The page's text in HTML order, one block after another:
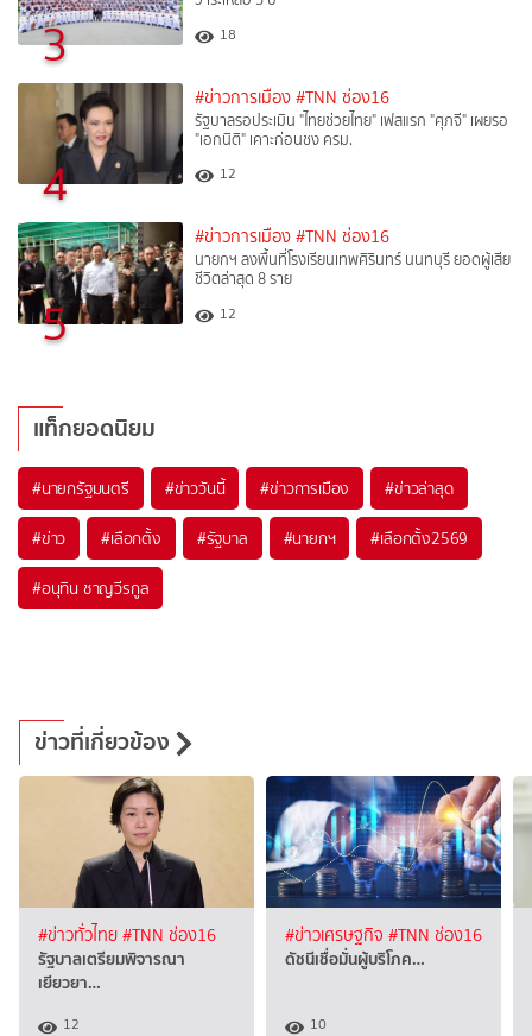
3 18
4
#ข่าวการเมือง #TNN ช่อง16
รัฐบาลรอประเมิน "ไทยช่วยไทย" เฟสแรก "ศุภจี" เผยรอ
"เอกนิติ" เคาะก่อนชง ครม.
12
5
#ข่าวการเมือง #TNN ช่อง16
นายกฯ ลงพื้นที่โรงเรียนเทพศิรินทร์ นนทบุรี ยอดผู้เสีย
ชีวิตล่าสุด 8 ราย
12
แท็กยอดนิยม
#นายกรัฐมนตรี #ข่าววันนี้ #ข่าวการเมือง #ข่าวล่าสุด
#ข่าว #เลือกตั้ง #รัฐบาล #นายกฯ #เลือกตั้ง2569
#อนุทิน ชาญวีรกูล
ข่าวที่เกี่ยวข้อง
#ข่าวทั่วไทย#TNN ช่อง16
รัฐบาลเตรียมพิจารณา
เยียวยา…
12
#ข่าวเศรษฐกิจ #TNN ช่อง16
ดัชนีเชื่อมั่นผู้บริโภค…
10